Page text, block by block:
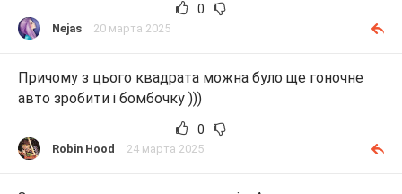
0
Nejas 20 марта 2025
Причому з цього квадрата можна було ще гоночне
авто зробити і бомбочку )))
0
Robin Hood 24 марта 2025